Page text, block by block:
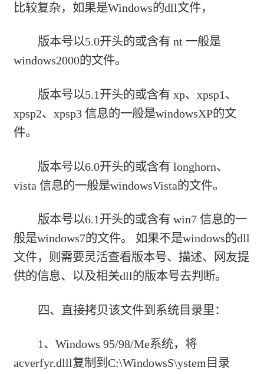
比较复杂，如果是Windows的dll文件，
版本号以5.0开头的或含有 nt 一般是
windows2000的文件。
版本号以5.1开头的或含有 xp、xpsp1、
xpsp2、xpsp3 信息的一般是windowsXP的文
件。
版本号以6.0开头的或含有 longhorn、
vista 信息的一般是windowsVista的文件。
版本号以6.1开头的或含有 win7 信息的一
般是windows7的文件。 如果不是windows的dll
文件，则需要灵活查看版本号、描述、网友提
供的信息、以及相关dll的版本号去判断。
四、直接拷贝该文件到系统目录里：
1、Windows 95/98/Me系统，将
acverfyr.dlll复制到C:\WindowsS\ystem目录